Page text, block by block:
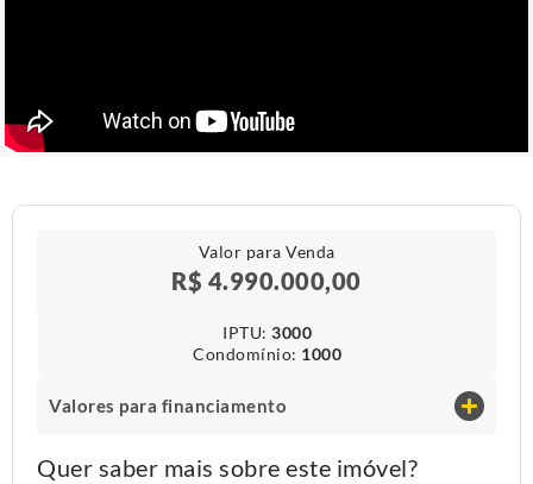
Valor para Venda
R$ 4.990.000,00
IPTU​: 3000
Condomínio​: 1000
Valores para financiamento
Quer saber mais sobre este imóvel?